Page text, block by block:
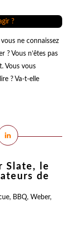
ne connaissez
? Vous n’êtes pas
Vous vous
? Va-t-elle
Slate, le
de
, BBQ, Weber,